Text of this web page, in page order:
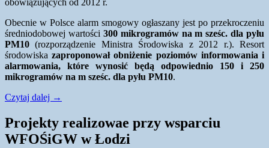
obowiązujących od 2012 r.
Obecnie w Polsce alarm smogowy ogłaszany jest po przekroczeniu
średniodobowej wartości 300 mikrogramów na m sześc. dla pyłu
PM10 (rozporządzenie Ministra Środowiska z 2012 r.). Resort
środowiskazaproponował obniżenie poziomów informowania i
alarmowania, które wynosić będą odpowiednio 150 i 250
mikrogramów na m sześc. dla pyłu PM10.
Czytaj dalej NOWE
ALARMOWANIA
O
ZANIECZYSZCZENIU
→
Projekty realizowae przy wsparciu
WFOŚiGW w Łodzi